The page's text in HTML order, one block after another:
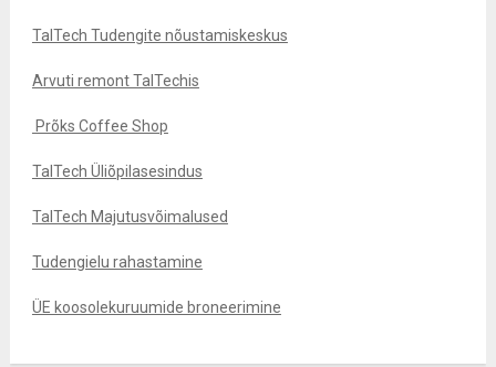
TalTech Tudengite nõustamiskeskus
Arvuti remont TalTechis
Prõks Coffee Shop
TalTech Üliõpilasesindus
TalTech Majutusvõimalused
Tudengielu rahastamine
ÜE koosolekuruumide broneerimine